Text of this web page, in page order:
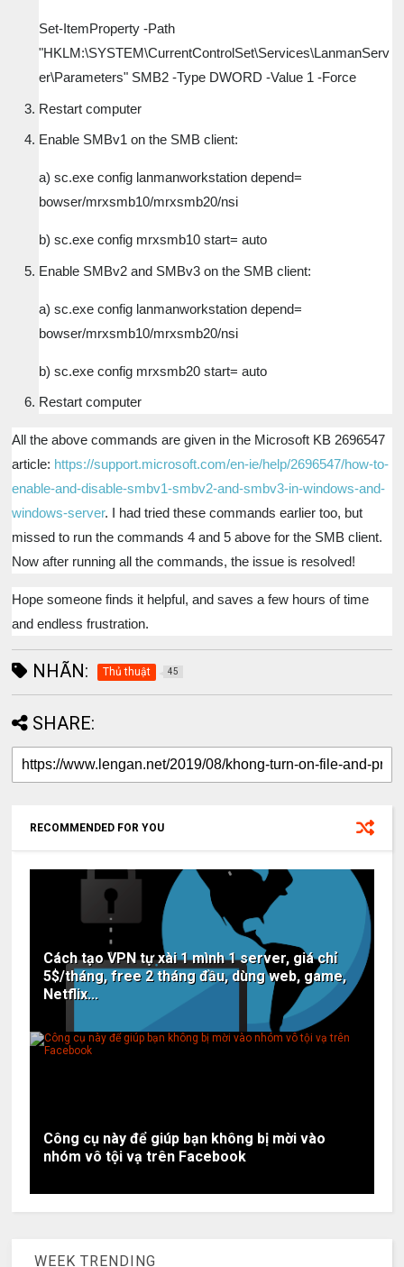
Set-ItemProperty -Path
"HKLM:\SYSTEM\CurrentControlSet\Services\LanmanServ
er\Parameters" SMB2 -Type DWORD -Value 1 -Force
Restart computer
Enable SMBv1 on the SMB client:
a) sc.exe config lanmanworkstation depend=
bowser/mrxsmb10/mrxsmb20/nsi
b) sc.exe config mrxsmb10 start= auto
Enable SMBv2 and SMBv3 on the SMB client:
a) sc.exe config lanmanworkstation depend=
bowser/mrxsmb10/mrxsmb20/nsi
b) sc.exe config mrxsmb20 start= auto
Restart computer
All the above commands are given in the Microsoft KB 2696547
article: https://support.microsoft.com/en-ie/help/2696547/how-to-
enable-and-disable-smbv1-smbv2-and-smbv3-in-windows-and-
windows-server. I had tried these commands earlier too, but
missed to run the commands 4 and 5 above for the SMB client.
Now after running all the commands, the issue is resolved!
Hope someone finds it helpful, and saves a few hours of time
and endless frustration.
NHÃN: Thủ thuật 45
SHARE:
RECOMMENDED FOR YOU
Cách tạo VPN tự xài 1 mình 1 server, giá chỉ
5$/tháng, free 2 tháng đầu, dùng web, game,
Netflix...
Công cụ này để giúp bạn không bị mời vào
nhóm vô tội vạ trên Facebook
WEEK TRENDING